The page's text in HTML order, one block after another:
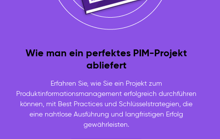
Wie man ein perfektes PIM-Projekt
abliefert
Erfahren Sie, wie Sie ein Projekt zum
Produktinformationsmanagement erfolgreich durchführen
können, mit Best Practices und Schlüsselstrategien, die
eine nahtlose Ausführung und langfristigen Erfolg
gewährleisten.